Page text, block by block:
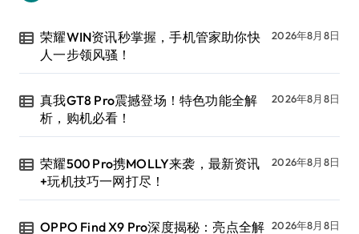
荣耀WIN资讯秒掌握，手机管家助你快
人一步领风骚！
2026年8月8日
真我GT8 Pro震撼登场！特色功能全解
析，购机必看！
2026年8月8日
荣耀500 Pro携MOLLY来袭，最新资讯
+玩机技巧一网打尽！
2026年8月8日
OPPO Find X9 Pro深度揭秘：亮点全解 2026年8月8日